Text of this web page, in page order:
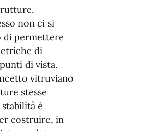
non ci si
di permettere
di
di vista.
vitruviano
stesse
è
costruire, in